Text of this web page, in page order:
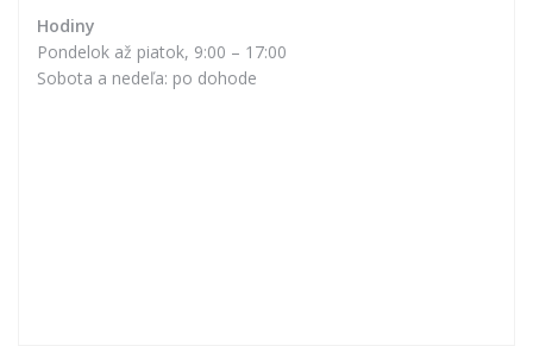
Hodiny
Pondelok až piatok, 9:00 – 17:00
Sobota a nedeľa: po dohode